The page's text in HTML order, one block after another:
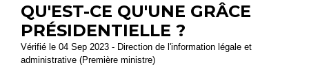
QU'EST-CE QU'UNE GRÂCE
PRÉSIDENTIELLE ?
Vérifié le 04 Sep 2023 - Direction de l'information légale et
administrative (Première ministre)